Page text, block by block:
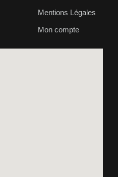
Mentions Légales
Mon compte